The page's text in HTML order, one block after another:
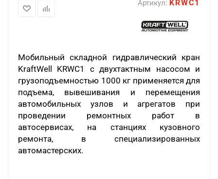
Артикул: KRWC1
Мобильный складной гидравлический кран
KraftWell KRWC1 с двухтактным насосом и
грузоподъемностью 1000 кг применяется для
подъема, вывешивания и перемещения
автомобильных узлов и агрегатов при
проведении ремонтных работ в
автосервисах, на станциях кузовного
ремонта, в специализированных
автомастерских.